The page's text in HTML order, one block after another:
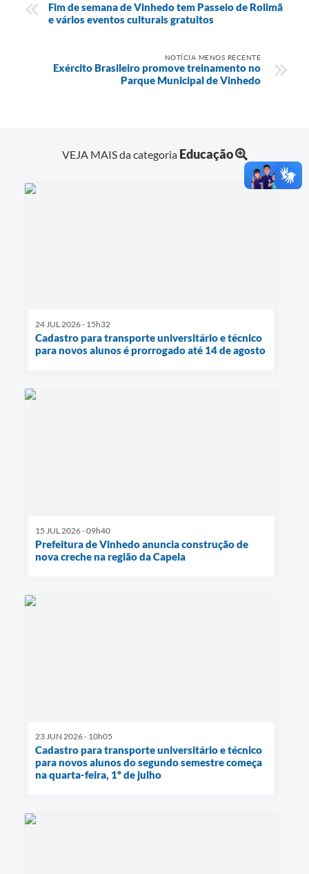
Fim de semana de Vinhedo tem Passeio de Rolimã
e vários eventos culturais gratuitos
NOTÍCIA MENOS RECENTE
Exército Brasileiro promove treinamento no
Parque Municipal de Vinhedo
VEJA MAIS da categoria Educação
24 JUL 2026 - 15h32
Cadastro para transporte universitário e técnico
para novos alunos é prorrogado até 14 de agosto
15 JUL 2026 - 09h40
Prefeitura de Vinhedo anuncia construção de
nova creche na região da Capela
23 JUN 2026 - 10h05
Cadastro para transporte universitário e técnico
para novos alunos do segundo semestre começa
na quarta-feira, 1º de julho